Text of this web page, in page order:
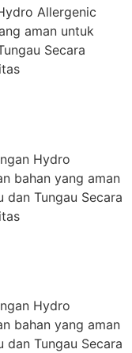
Allergenic
aman untuk
Secara
Hydro
bahan yang aman
dan Tungau Secara
Hydro
bahan yang aman
dan Tungau Secara